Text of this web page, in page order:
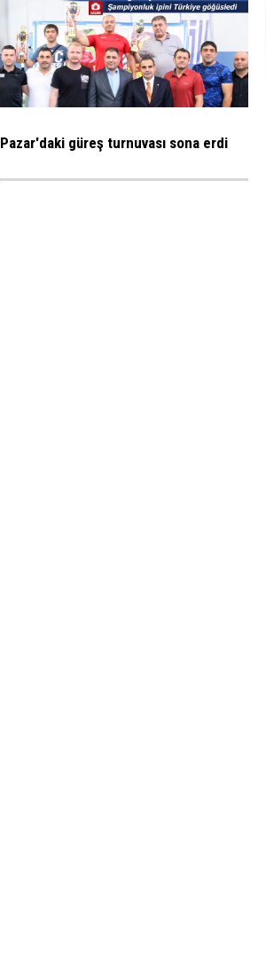
Pazar'daki güreş turnuvası sona erdi